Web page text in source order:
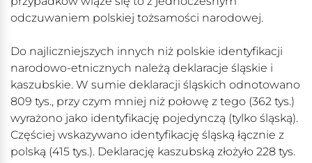
odczuwaniem polskiej tożsamości narodowej.
Do najliczniejszych innych niż polskie identyfikacji
narodowo-etnicznych należą deklaracje śląskie i
kaszubskie. W sumie deklaracji śląskich odnotowano
809 tys., przy czym mniej niż połowę z tego (362 tys.)
wyrażono jako identyfikację pojedynczą (tylko śląską).
Częściej wskazywano identyfikację śląską łącznie z
polską (415 tys.). Deklarację kaszubską złożyło 228 tys.